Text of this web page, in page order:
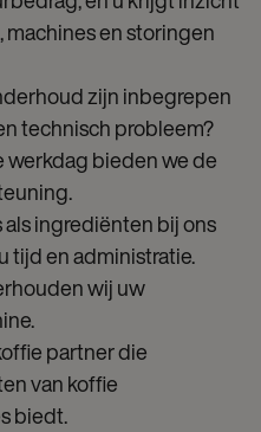
machines en storingen
zijn inbegrepen
technisch probleem?
bieden we de
ingrediënten bij ons
tijd en administratie.
wij uw
partner die
van koffie
biedt.